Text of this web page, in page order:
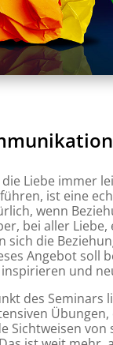
Liebe immer
ist eine
wenn
bei aller
sich die
Angebot soll
und
des Seminars
Sichtweisen